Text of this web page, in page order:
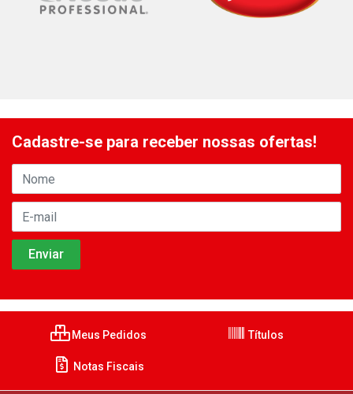
Cadastre-se para receber nossas ofertas!
Meus Pedidos Títulos
Notas Fiscais